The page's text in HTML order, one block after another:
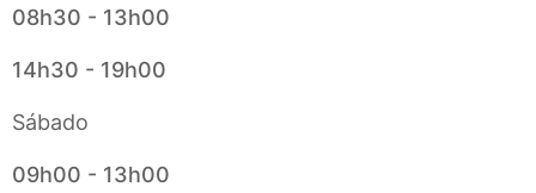
08h30 - 13h00
14h30 - 19h00
Sábado
09h00 - 13h00